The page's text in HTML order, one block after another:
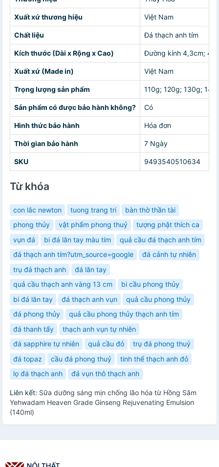
Xuất xứ thương hiệu Việt Nam
Chất liệu Đá thạch anh tím
Kích thước (Dài x Rộng x Cao) Đường kính 4,3cm;
Xuất xứ (Made in) Việt Nam
Trọng lượng sản phẩm 110g; 120g; 130g;
Sản phẩm có được bảo hành không? Có
Hình thức bảo hành Hóa đơn
Thời gian bảo hành 7 Ngày
SKU 9493540510634
Từ khóa
con lắc newton tuong trang tri
bàn thờ thần tài
phong thủy
vật phẩm phong thuỷ
tượng phật thích ca
vụn đá
bi đá lăn tay màu tím
quả cầu đá thạch anh tím
đá thạch anh tím?utm_source=google
đá cảnh tự nhiên
trụ đá thạch anh
đá lăn tay
quả cầu thạch anh vàng 13 cm
bi cầu phong thủy
bi đá lăn tay
đá thạch anh vụn
quả cầu phong thủy
đá phong thủy
quả cầu phong thủy thạch anh tím
đá thanh tẩy
thạch anh vụn tự nhiên
đá sapphire tự nhiên
quả cầu đỏ
trụ đá phong thuỷ
đá topaz
cầu đá phong thuỷ
tinh thể thạch anh đỏ
lọ đá thạch anh
đá vụn thô thạch anh
Liên kết: Sữa dưỡng sáng mịn chống lão hóa từ Hồng Sâm
Yehwadam Heaven Grade Ginseng Rejuvenating Emulsion
(140ml)